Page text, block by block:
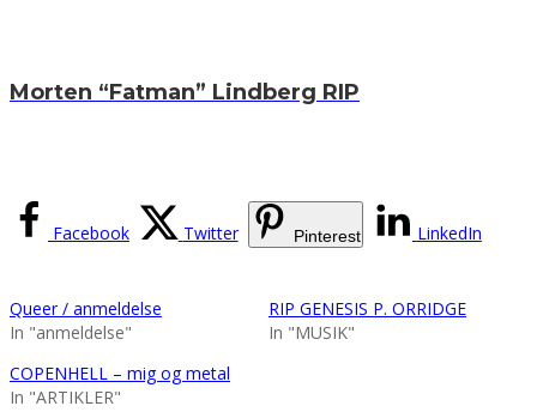
Morten “Fatman” Lindberg RIP
Facebook Twitter Pinterest LinkedIn
Queer / anmeldelse
In "anmeldelse"
RIP GENESIS P. ORRIDGE
In "MUSIK"
COPENHELL – mig og metal
In "ARTIKLER"